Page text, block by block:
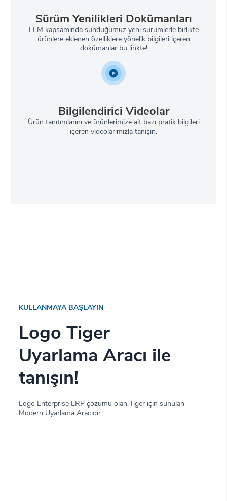
Sürüm Yenilikleri Dokümanları
LEM kapsamında sunduğumuz yeni sürümlerle birlikte
ürünlere eklenen özelliklere yönelik bilgileri içeren
dokümanlar bu linkte!
Bilgilendirici Videolar
Ürün tanıtımlarını ve ürünlerimize ait bazı pratik bilgileri
içeren videolarımızla tanışın.
KULLANMAYA BAŞLAYIN
Logo Tiger
Uyarlama Aracı ile
tanışın!
Logo Enterprise ERP çözümü olan Tiger için sunulan
Modern Uyarlama Aracıdır.